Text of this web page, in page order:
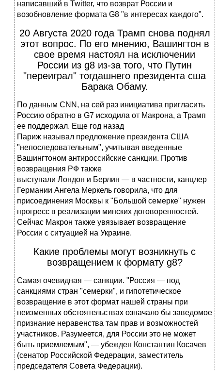
написавший в Twitter, что возврат России и
возобновление формата G8 "в интересах каждого".
20 Августа 2020 года Трамп снова поднял
этот вопрос. По его мнению, Вашингтон в
свое время настоял на исключении
России из g8 из-за того, что Путин
"переиграл" тогдашнего президента сша
Барака Обаму.
По данным CNN, на сей раз инициатива пригласить
Россию обратно в G7 исходила от Макрона, а Трамп
ее поддержал. Еще год назад
Париж называл предложение президента США
"непоследовательным", учитывая введенные
Вашингтоном антироссийские санкции. Против
возвращения РФ также
выступали Лондон и Берлин — в частности, канцлер
Германии Ангела Меркель говорила, что для
присоединения Москвы к "Большой семерке" нужен
прогресс в реализации минских договоренностей.
Сейчас Макрон также увязывает возвращение
России с ситуацией на Украине.
Какие проблемы могут возникнуть с
возвращением к формату g8?
Самая очевидная — санкции. "Россия — под
санкциями стран "семерки", и гипотетическое
возвращение в этот формат нашей страны при
неизменных обстоятельствах означало бы заведомое
признание неравенства там прав и возможностей
участников. Разумеется, для России это не может
быть приемлемым", — убежден Константин Косачев
(сенатор Российской Федерации, заместитель
председателя Совета Федерации).